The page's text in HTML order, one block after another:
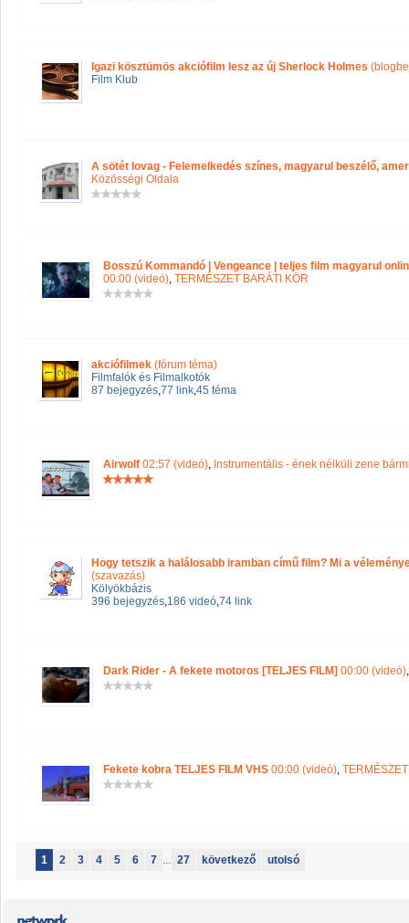
Igazi kösztümös akciófilm lesz az új Sherlock Holmes
Film Klub
A sötét lovag - Felemelkedés színes, magyarul beszélő,
Közösségi Oldala
Bosszú Kommandó | Vengeance | teljes film magyarul
00:00 (videó), TERMÉSZET BARÁTI KÖR
akciófilmek (fórum téma)
Filmfalók és Filmalkotók
87 bejegyzés,77 link,45 téma
Airwolf 02:57 (videó), Instrumentális - ének nélküli zene
Hogy tetszik a halálosabb iramban című film? Mi a
(szavazás)
Kölyökbázis
396 bejegyzés,186 videó,74 link
Dark Rider - A fekete motoros [TELJES FILM] 00:00 (videó)
Fekete kobra TELJES FILM VHS 00:00 (videó),
1 2 3 4 5 6 7 ... 27 következő utolsó